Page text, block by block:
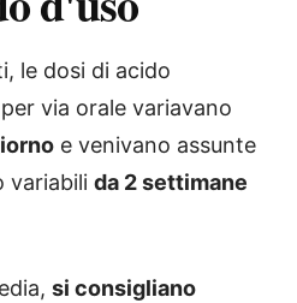
le dosi di acido
via orale variavano
e venivano assunte
variabili da 2 settimane
si consigliano